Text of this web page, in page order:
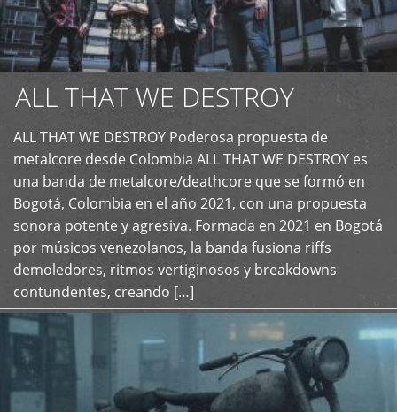
ALL THAT WE DESTROY
ALL THAT WE DESTROY Poderosa propuesta de
metalcore desde Colombia ALL THAT WE DESTROY es
una banda de metalcore/deathcore que se formó en
Bogotá, Colombia en el año 2021, con una propuesta
sonora potente y agresiva. Formada en 2021 en Bogotá
por músicos venezolanos, la banda fusiona riffs
demoledores, ritmos vertiginosos y breakdowns
contundentes, creando […]
+